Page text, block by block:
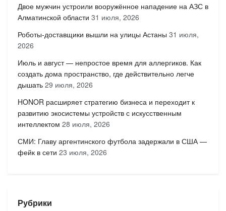
Двое мужчин устроили вооружённое нападение на АЗС в
Алматинской области 31 июля, 2026
Роботы-доставщики вышли на улицы Астаны 31 июля,
2026
Июль и август — непростое время для аллергиков. Как
создать дома пространство, где действительно легче
дышать 29 июля, 2026
HONOR расширяет стратегию бизнеса и переходит к
развитию экосистемы устройств с искусственным
интеллектом 28 июля, 2026
СМИ: Главу аргентинского футбола задержали в США —
фейк в сети 23 июля, 2026
Рубрики